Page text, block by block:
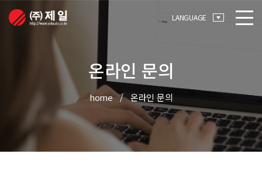
메뉴 바로가기본문 바로가기
LANGUAGE
온라인 문의
home 온라인 문의